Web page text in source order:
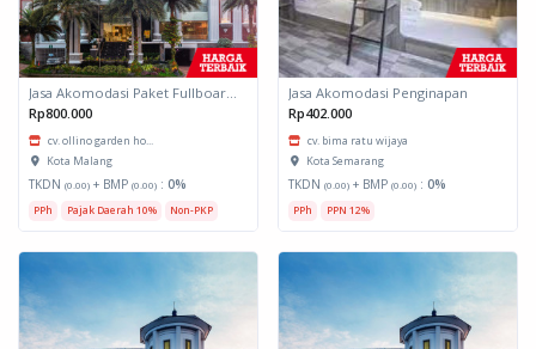
Jasa Akomodasi Paket Fullboard Twin Hotel Kota Malang
Rp800.000
cv. ollino garden ho...
Kota Malang
TKDN (0.00) + BMP (0.00) : 0%
PPh Pajak Daerah 10% Non-PKP
Jasa Akomodasi Penginapan
Rp402.000
cv. bima ratu wijaya
Kota Semarang
TKDN (0.00) + BMP (0.00) : 0%
PPh PPN 12%